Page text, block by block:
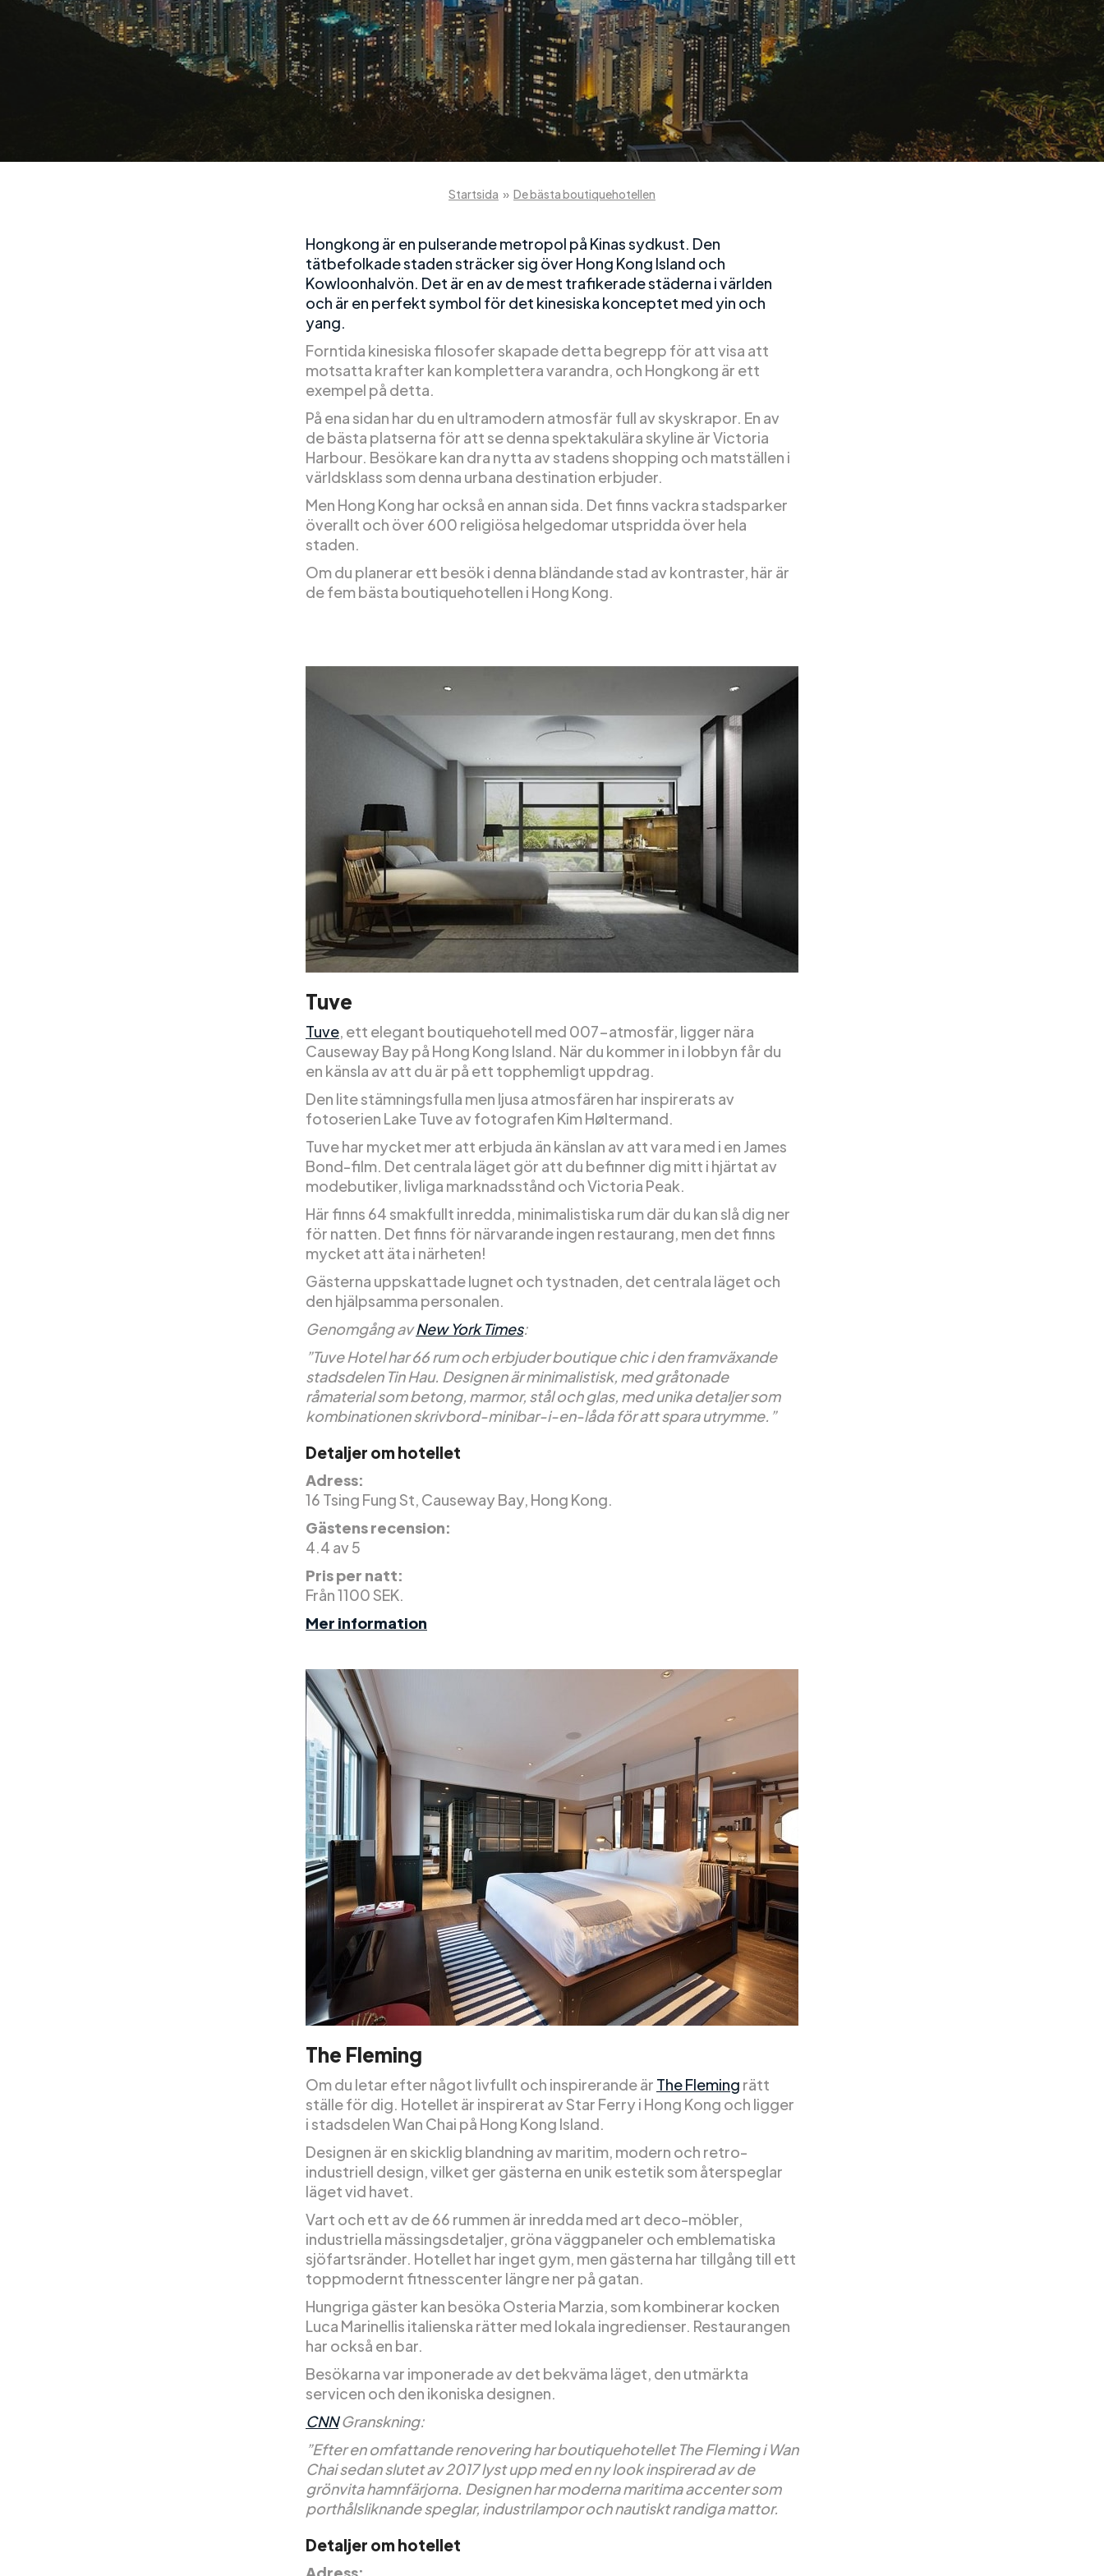
Startsida » De bästa boutiquehotellen
Hongkong är en pulserande metropol på Kinas sydkust. Den
tätbefolkade staden sträcker sig över Hong Kong Island och
Kowloonhalvön. Det är en av de mest trafikerade städerna i världen
och är en perfekt symbol för det kinesiska konceptet med yin och
yang.
Forntida kinesiska filosofer skapade detta begrepp för att visa att
motsatta krafter kan komplettera varandra, och Hongkong är ett
exempel på detta.
På ena sidan har du en ultramodern atmosfär full av skyskrapor. En av
de bästa platserna för att se denna spektakulära skyline är Victoria
Harbour. Besökare kan dra nytta av stadens shopping och matställen i
världsklass som denna urbana destination erbjuder.
Men Hong Kong har också en annan sida. Det finns vackra stadsparker
överallt och över 600 religiösa helgedomar utspridda över hela
staden.
Om du planerar ett besök i denna bländande stad av kontraster, här är
de fem bästa boutiquehotellen i Hong Kong.
Tuve
Tuve, ett elegant boutiquehotell med 007-atmosfär, ligger nära
Causeway Bay på Hong Kong Island. När du kommer in i lobbyn får du
en känsla av att du är på ett topphemligt uppdrag.
Den lite stämningsfulla men ljusa atmosfären har inspirerats av
fotoserien Lake Tuve av fotografen Kim Høltermand.
Tuve har mycket mer att erbjuda än känslan av att vara med i en James
Bond-film. Det centrala läget gör att du befinner dig mitt i hjärtat av
modebutiker, livliga marknadsstånd och Victoria Peak.
Här finns 64 smakfullt inredda, minimalistiska rum där du kan slå dig ner
för natten. Det finns för närvarande ingen restaurang, men det finns
mycket att äta i närheten!
Gästerna uppskattade lugnet och tystnaden, det centrala läget och
den hjälpsamma personalen.
Genomgång avNew York Times:
”Tuve Hotel har 66 rum och erbjuder boutique chic i den framväxande
stadsdelen Tin Hau. Designen är minimalistisk, med gråtonade
råmaterial som betong, marmor, stål och glas, med unika detaljer som
kombinationen skrivbord-minibar-i-en-låda för att spara utrymme.”
Detaljer om hotellet
Adress:
16 Tsing Fung St, Causeway Bay, Hong Kong.
Gästens recension:
4.4 av 5
Pris per natt:
Från 1100 SEK.
Mer information
The Fleming
Om du letar efter något livfullt och inspirerande är The Fleming rätt
ställe för dig. Hotellet är inspirerat av Star Ferry i Hong Kong och ligger
i stadsdelen Wan Chai på Hong Kong Island.
Designen är en skicklig blandning av maritim, modern och retro-
industriell design, vilket ger gästerna en unik estetik som återspeglar
läget vid havet.
Vart och ett av de 66 rummen är inredda med art deco-möbler,
industriella mässingsdetaljer, gröna väggpaneler och emblematiska
sjöfartsränder. Hotellet har inget gym, men gästerna har tillgång till ett
toppmodernt fitnesscenter längre ner på gatan.
Hungriga gäster kan besöka Osteria Marzia, som kombinerar kocken
Luca Marinellis italienska rätter med lokala ingredienser. Restaurangen
har också en bar.
Besökarna var imponerade av det bekväma läget, den utmärkta
servicen och den ikoniska designen.
CNNGranskning:
”Efter en omfattande renovering har boutiquehotellet The Fleming i Wan
Chai sedan slutet av 2017 lyst upp med en ny look inspirerad av de
grönvita hamnfärjorna. Designen har moderna maritima accenter som
porthålsliknande speglar, industrilampor och nautiskt randiga mattor.
Detaljer om hotellet